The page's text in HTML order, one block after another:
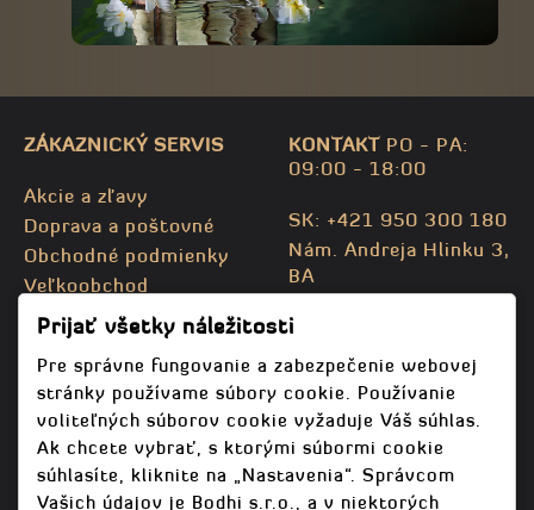
ZÁKAZNICKÝ SERVIS
Akcie a zľavy
Doprava a poštovné
Obchodné podmienky
Veľkoobchod
Kontaktujte nás
Mapa stránky
KONTAKTPO - PA:
09:00 - 18:00
SK: +421 950 300 180
Nám. Andreja Hlinku 3,
BA
info@bodhispa.sk
info@bodhi.cz
Prijať všetky náležitosti
Pre správne fungovanie a zabezpečenie webovej
stránky používame súbory cookie. Používanie
voliteľných súborov cookie vyžaduje Váš súhlas.
Ak chcete vybrať, s ktorými súbormi cookie
súhlasíte, kliknite na „Nastavenia“. Správcom
Vašich údajov je Bodhi s.r.o., a v niektorých